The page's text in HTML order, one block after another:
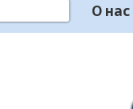
О нас